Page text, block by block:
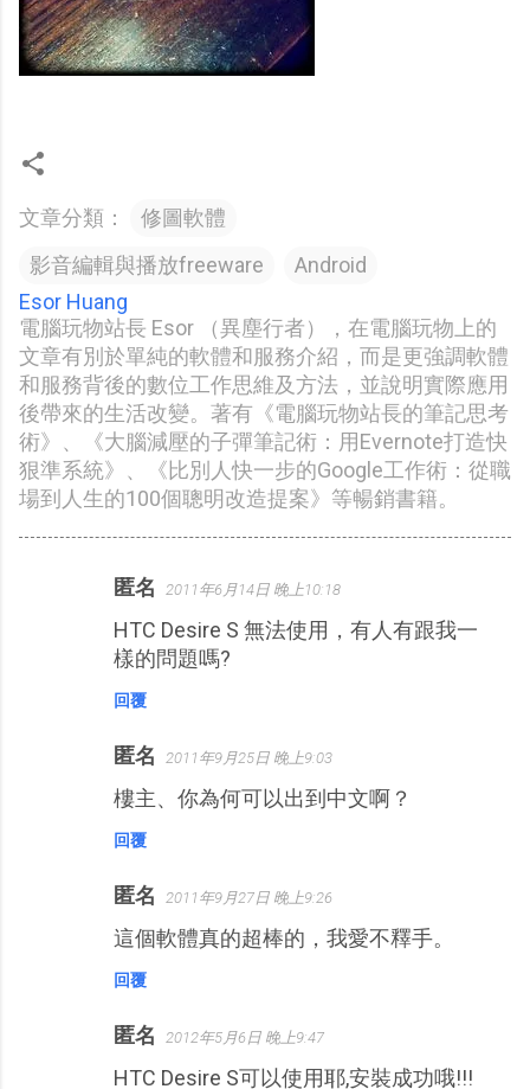
文章分類：
修圖軟體
影音編輯與播放freeware
Android
Esor Huang
電腦玩物站長 Esor （異塵行者），在電腦玩物上的
文章有別於單純的軟體和服務介紹，而是更強調軟體
和服務背後的數位工作思維及方法，並說明實際應用
後帶來的生活改變。著有《電腦玩物站長的筆記思考
術》、《大腦減壓的子彈筆記術：用Evernote打造快
狠準系統》、《比別人快一步的Google工作術：從職
場到人生的100個聰明改造提案》等暢銷書籍。
匿名 2011年6月14日 晚上10:18
HTC Desire S 無法使用，有人有跟我一
樣的問題嗎?
回覆
匿名 2011年9月25日 晚上9:03
樓主、你為何可以出到中文啊？
回覆
匿名 2011年9月27日 晚上9:26
這個軟體真的超棒的，我愛不釋手。
回覆
匿名 2012年5月6日 晚上9:47
HTC Desire S可以使用耶,安裝成功哦!!!